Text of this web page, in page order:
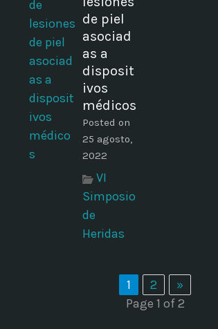
de piel
asociad
as a
disposit
ivos
médicos
Posted on
25 agosto,
2022
VI
Simposio
de
Heridas
1 2
»
Page 1 of 2